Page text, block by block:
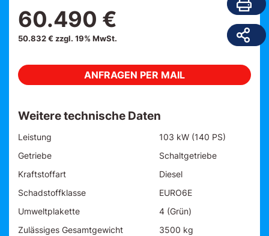
60.490 €
50.832 € zzgl. 19% MwSt.
ANFRAGEN PER MAIL
Weitere technische Daten
Leistung
103 kW (140 PS)
Getriebe
Schaltgetriebe
Kraftstoffart
Diesel
Schadstoffklasse
EURO6E
Umweltplakette
4 (Grün)
Zulässiges Gesamtgewicht
3500 kg